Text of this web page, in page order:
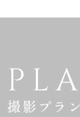
撮影プラン